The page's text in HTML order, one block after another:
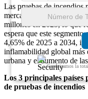
Garantizamos la
Las pruebas de incendios
mercado de calorímetro
millones en 2025, lo que
espera que este segmento
4,65% de 2025 a 2034,
inflamabilidad global más
urbana y el aumento de
Los 3 principales países
de pruebas de incendios